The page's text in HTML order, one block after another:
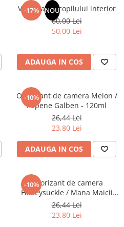
-17% NOU
Vindecarea copilului interior
60,00 Lei
50,00 Lei
ADAUGA IN COS
-10%
Odorizant de camera Melon /
Pepene Galben - 120ml
26,44 Lei
23,80 Lei
ADAUGA IN COS
-10%
Odorizant de camera
Honeysuckle / Mana Maicii
Domnului - 120 ml
26,44 Lei
23,80 Lei